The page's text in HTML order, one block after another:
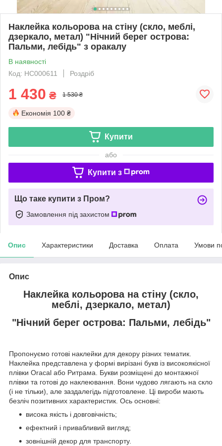
Наклейка кольорова на стіну (скло, меблі,
дзеркало, метал) "Нічний берег острова:
Пальми, лебідь" з оракалу
В наявності
Код: НС000611
Роздріб
1 430 ₴ 1 530 ₴
Економія 100 ₴
Купити
або
Купити з
Що таке купити з Пром?
Замовлення під захистом
Опис Характеристики Доставка Оплата Умови
Опис
Наклейка кольорова на стіну (скло,
меблі, дзеркало, метал)
"Нічний берег острова: Пальми, лебідь"
Пропонуємо готові наклейки для декору різних тематик.
Наклейка представлена у формі вирізані букв із високоякісної
плівки Oracal або Ритрама. Букви розміщені до монтажної
плівки та готові до наклеювання. Вони чудово лягають на скло
(і не тільки), але заздалегідь підготовлене. Ці вироби мають
безліч позитивних характеристик. Ось основні:
висока якість і довговічність;
ефектний і привабливий вигляд;
зовнішній декор для транспорту.